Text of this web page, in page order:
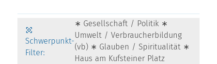
Schwerpunkt-
Filter:
∗ Gesellschaft / Politik ∗
Umwelt / Verbraucherbildung
(vb) ∗ Glauben / Spiritualität ∗
Haus am Kufsteiner Platz